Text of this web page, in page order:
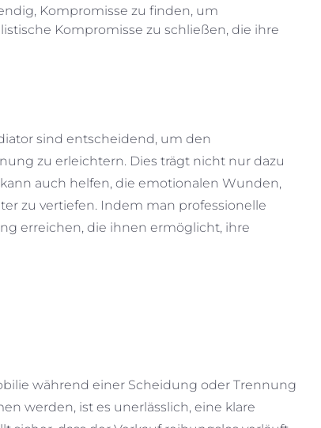
Kompromisse zu finden, um
Kompromisse zu schließen, die ihre
sind entscheidend, um den
zu erleichtern. Dies trägt nicht nur dazu
auch helfen, die emotionalen Wunden,
zu vertiefen. Indem man professionelle
erreichen, die ihnen ermöglicht, ihre
während einer Scheidung oder Trennung
werden, ist es unerlässlich, eine klare